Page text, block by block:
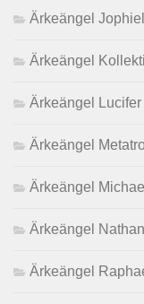
Ärkeängel Jophiel
Ärkeängel
Ärkeängel Lucifer
Ärkeängel
Ärkeängel Michael
Ärkeängel
Ärkeängel